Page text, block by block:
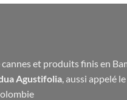
et produits finis en
Agustifolia , aussi appelé le